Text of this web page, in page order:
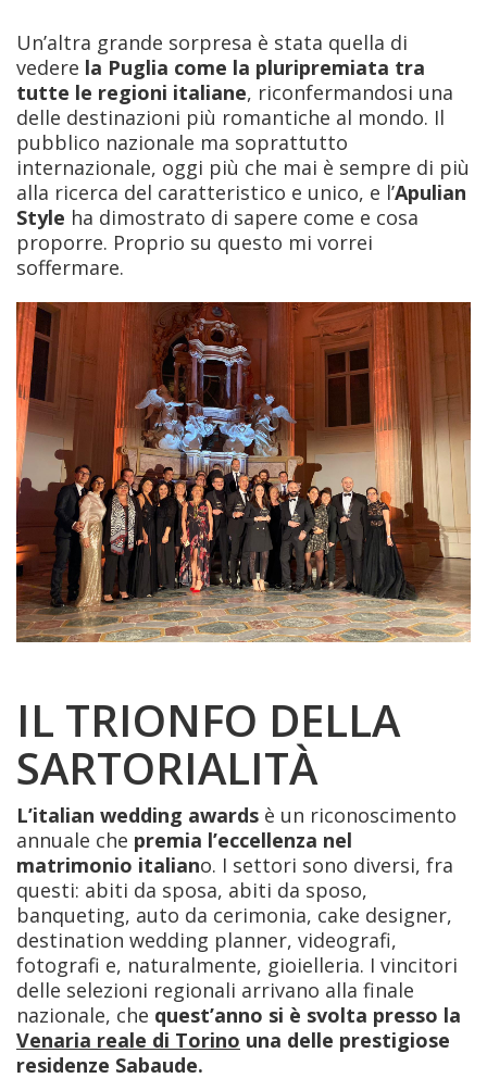
Un’altra grande sorpresa è stata quella di
vedere la Puglia come la pluripremiata tra
tutte le regioni italiane, riconfermandosi una
delle destinazioni più romantiche al mondo. Il
pubblico nazionale ma soprattutto
internazionale, oggi più che mai è sempre di più
alla ricerca del caratteristico e unico, e l’Apulian
Style ha dimostrato di sapere come e cosa
proporre. Proprio su questo mi vorrei
soffermare.
IL TRIONFO DELLA
SARTORIALITÀ
L’italian wedding awards è un riconoscimento
annuale che premia l’eccellenza nel
matrimonio italiano. I settori sono diversi, fra
questi: abiti da sposa, abiti da sposo,
banqueting, auto da cerimonia, cake designer,
destination wedding planner, videografi,
fotografi e, naturalmente, gioielleria. I vincitori
delle selezioni regionali arrivano alla finale
nazionale, che quest’anno si è svolta presso la
Venaria reale di Torino una delle prestigiose
residenze Sabaude.